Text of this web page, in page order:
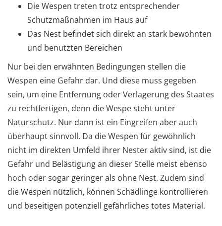
Die Wespen treten trotz entsprechender
Schutzmaßnahmen im Haus auf
Das Nest befindet sich direkt an stark bewohnten
und benutzten Bereichen
Nur bei den erwähnten Bedingungen stellen die
Wespen eine Gefahr dar. Und diese muss gegeben
sein, um eine Entfernung oder Verlagerung des Staates
zu rechtfertigen, denn die Wespe steht unter
Naturschutz. Nur dann ist ein Eingreifen aber auch
überhaupt sinnvoll. Da die Wespen für gewöhnlich
nicht im direkten Umfeld ihrer Nester aktiv sind, ist die
Gefahr und Belästigung an dieser Stelle meist ebenso
hoch oder sogar geringer als ohne Nest. Zudem sind
die Wespen nützlich, können Schädlinge kontrollieren
und beseitigen potenziell gefährliches totes Material.